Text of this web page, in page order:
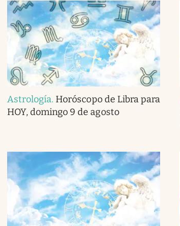
Astrología. Horóscopo de Libra para
HOY, domingo 9 de agosto